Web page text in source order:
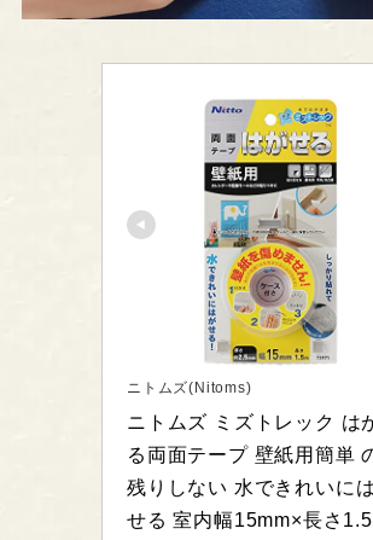
ニトムズ(Nitoms)
ニトムズ ミズトレック は
る両面テープ 壁紙用簡単
残りしない 水できれいに
せる 室内幅15mm×長さ